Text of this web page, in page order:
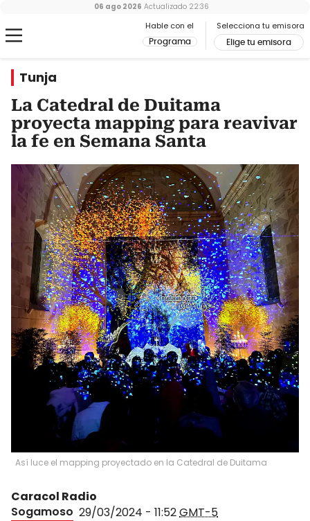
Hable con el
Programa
Selecciona tu emisora
Elige tu emisora
06 ago 2026 Actualizado 22:36
Tunja
La Catedral de Duitama
proyecta mapping para reavivar
la fe en Semana Santa
Así luce el mapping proyectado en la Catedral de Duitama
Caracol Radio
Sogamoso 29/03/2024 - 11:52GMT-5